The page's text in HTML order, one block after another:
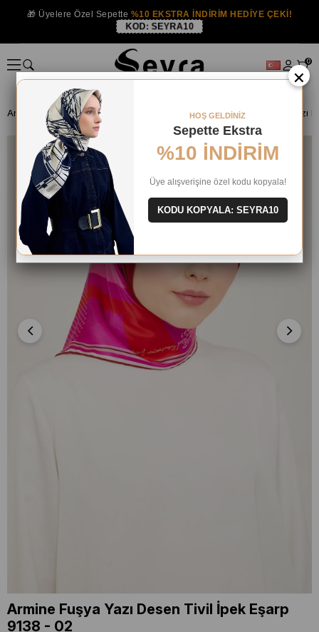
🎁 Üyelere Özel Sepette %10 EKSTRA İNDİRİM HEDİYE ÇEKİ!
KOD: SEYRA10
0
Anasayfa İPEK EŞARP Armine İpek 2024 Yaz Armine Fuşya Yazı
Armine Fuşya Yazı Desen Tivil İpek Eşarp
9138 - 02
×
HOŞ GELDİNİZ
Sepette Ekstra
%10 İNDİRİM
Üye alışverişine özel kodu kopyala!
KODU KOPYALA: SEYRA10